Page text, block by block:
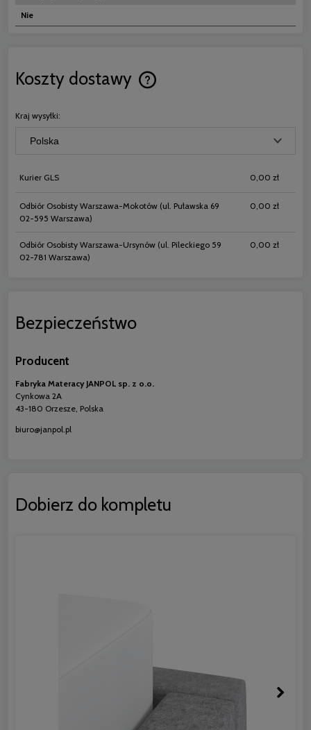
Nie
Koszty dostawy
Cena nie zawiera ewentualnych
Kraj wysyłki:
Kurier GLS 0,00 zł
Odbiór Osobisty Warszawa-Mokotów (ul. Puławska 69
02-595 Warszawa)
0,00 zł
Odbiór Osobisty Warszawa-Ursynów (ul. Pileckiego 59
02-781 Warszawa)
0,00 zł
Bezpieczeństwo
Producent
Fabryka Materacy JANPOL sp. z o.o.
Cynkowa 2A
43-180 Orzesze, Polska
biuro@janpol.pl
Dobierz do kompletu